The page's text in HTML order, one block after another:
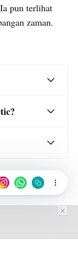
pun terlihat
zaman.
Gaul